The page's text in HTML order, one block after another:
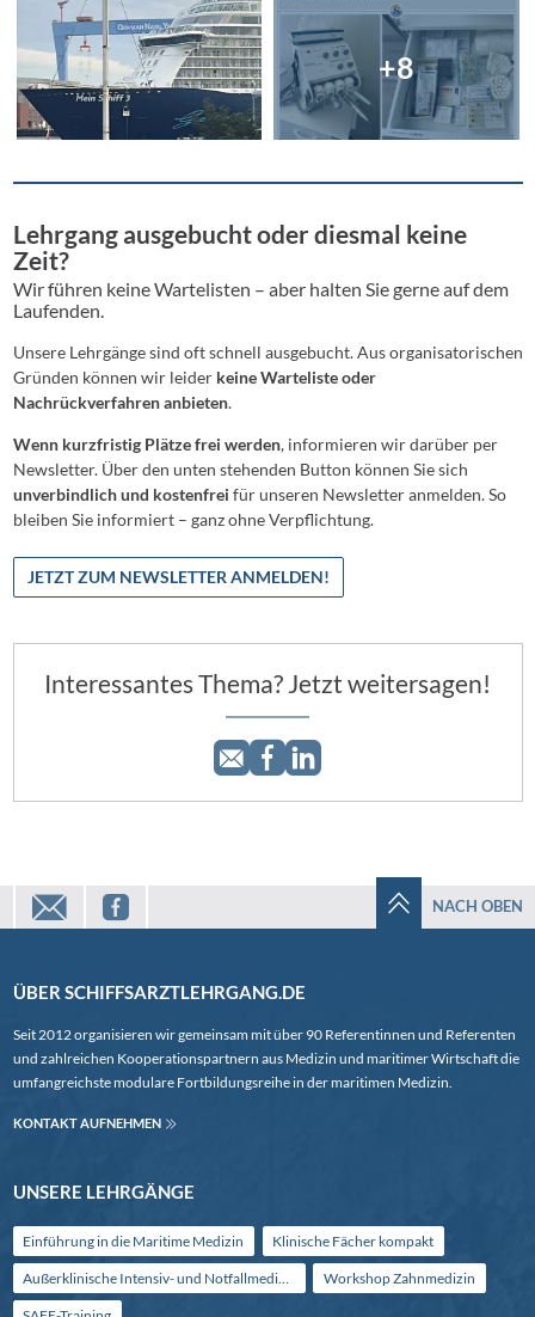
+8
Lehrgang ausgebucht oder diesmal keine
Zeit?
Wir führen keine Wartelisten – aber halten Sie gerne auf dem
Laufenden.
Unsere Lehrgänge sind oft schnell ausgebucht. Aus organisatorischen
Gründen können wir leider keine Warteliste oder
Nachrückverfahren anbieten.
Wenn kurzfristig Plätze frei werden, informieren wir darüber per
Newsletter. Über den unten stehenden Button können Sie sich
unverbindlich und kostenfrei für unseren Newsletter anmelden. So
bleiben Sie informiert – ganz ohne Verpflichtung.
JETZT ZUM NEWSLETTER ANMELDEN!
Interessantes Thema? Jetzt weitersagen!
mail facebook NACH OBEN
ÜBER SCHIFFSARZTLEHRGANG.DE
Seit 2012 organisieren wir gemeinsam mit über 90 Referentinnen und Referenten
und zahlreichen Kooperationspartnern aus Medizin und maritimer Wirtschaft die
umfangreichste modulare Fortbildungsreihe in der maritimen Medizin.
KONTAKT AUFNEHMEN
UNSERE LEHRGÄNGE
Einführung in die Maritime Medizin Klinische Fächer kompakt
Workshop Zahnmedizin